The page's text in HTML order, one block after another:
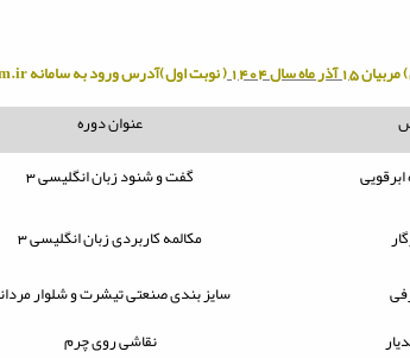
مربيان15 آذر ماه سال 1404 ( نوبت اول)آدرس ورود به سامانه
عنوان دوره
گفت و شنود زبان انگلیسی 3
مکالمه کاربردی زبان انگلیسی 3
سایز بندی صنعتی تیشرت و شلوار
نقاشی روی چرم